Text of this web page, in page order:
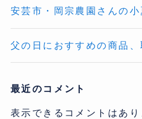
安芸市・岡宗農園さんの
父の日におすすめの商品、
最近のコメント
表示できるコメントはあり